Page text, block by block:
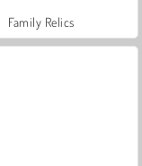
Family Relics